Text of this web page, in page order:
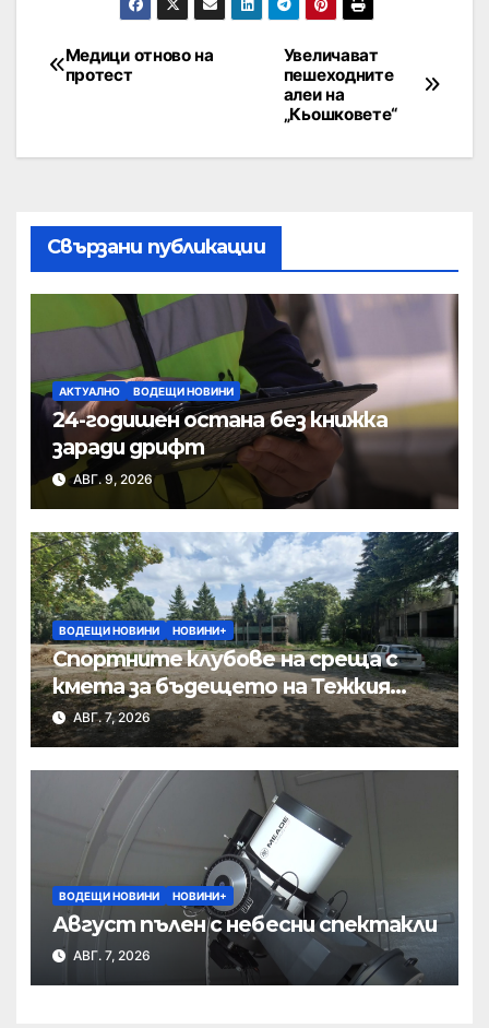
Увеличават
пешеходните
алеи на
„Кьошковете“
Медици отново на
протест
Свързани публикации
АКТУАЛНО ВОДЕЩИ НОВИНИ
24-годишен остана без книжка
заради дрифт
АВГ. 9, 2026
ВОДЕЩИ НОВИНИ НОВИНИ+
Спортните клубове на среща с
кмета за бъдещето на Тежкия
полк
АВГ. 7, 2026
ВОДЕЩИ НОВИНИ НОВИНИ+
Август пълен с небесни спектакли
АВГ. 7, 2026